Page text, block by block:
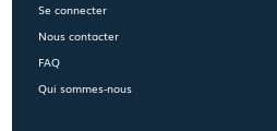
Se connecter
Nous contacter
FAQ
Qui sommes-nous